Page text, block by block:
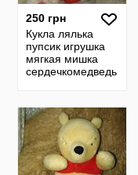
250 грн
Кукла лялька
пупсик игрушка
мягкая мишка
сердечкомедведь